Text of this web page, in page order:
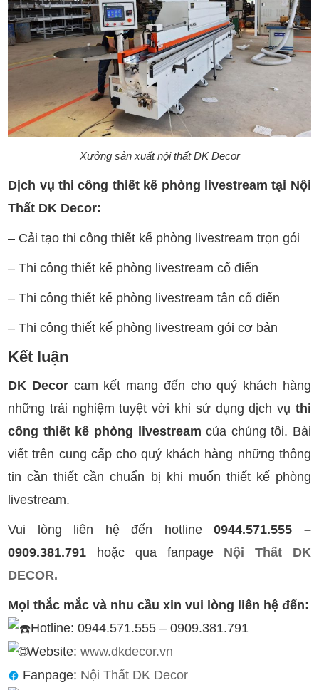
Xưởng sản xuất nội thất DK Decor
Dịch vụ thi công thiết kế phòng livestream tại Nội
Thất DK Decor:
– Cải tạo thi công thiết kế phòng livestream trọn gói
– Thi công thiết kế phòng livestream cổ điển
– Thi công thiết kế phòng livestream tân cổ điển
– Thi công thiết kế phòng livestream gói cơ bản
Kết luận
DK Decorcam kết mang đến cho quý khách hàng
những trải nghiệm tuyệt vời khi sử dụng dịch vụ thi
công thiết kế phòng livestreamcủa chúng tôi. Bài
viết trên cung cấp cho quý khách hàng những thông
tin cần thiết cần chuẩn bị khi muốn thiết kế phòng
livestream.
Vui lòng liên hệ đến hotline0944.571.555 –
0909.381.791 hoặc qua fanpageNội Thất DK
DECOR.
Mọi thắc mắc và nhu cầu xin vui lòng liên hệ đến:
Hotline: 0944.571.555 – 0909.381.791
Website:www.dkdecor.vn
Fanpage: Nội Thất DK Decor